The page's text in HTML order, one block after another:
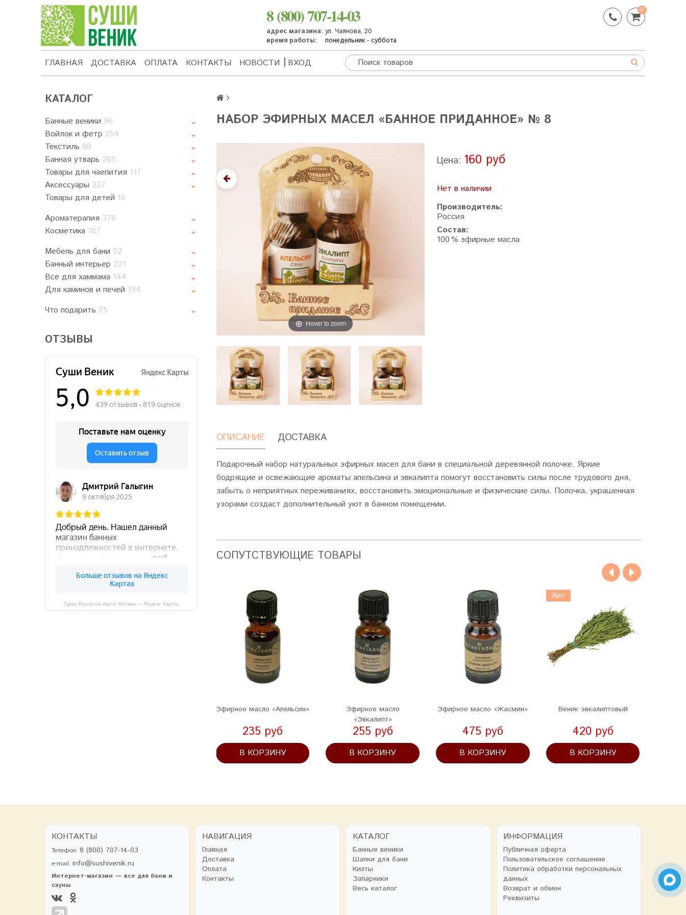
8 (800) 707-14-03
адрес магазина:ул. Чаянова, 20
время работы:
понедельник - суббота
0
ГЛАВНАЯ ДОСТАВКА ОПЛАТА КОНТАКТЫ НОВОСТИ ВХОД
КАТАЛОГ
Банные веники 96
Войлок и фетр 254
Текстиль 88
Банная утварь 265
Товары для чаепития 117
Аксессуары 227
Товары для детей 16
Ароматерапия 378
Косметика 187
Мебель для бани 52
Банный интерьер 221
Все для хаммама 144
Для каминов и печей 194
Что подарить 75
ОТЗЫВЫ
Суши Веник на карте Москвы — Яндекс Карты
НАБОР ЭФИРНЫХ МАСЕЛ «БАННОЕ ПРИДАННОЕ» № 8
Hover to zoom
Цена: 160 руб
Нет в наличии
Производитель:
Россия
Состав:
100 % эфирные масла
ОПИСАНИЕ ДОСТАВКА
Подарочный набор натуральных эфирных масел для бани в специальной деревянной полочке. Яркие
бодрящие и освежающие ароматы апельсина и эвкалипта помогут восстановить силы после трудового дня,
забыть о неприятных переживаниях, восстановить эмоциональные и физические силы. Полочка, украшенная
узорами создаст дополнительный уют в банном помещении.
CОПУТСТВУЮЩИЕ ТОВАРЫ
Эфирное масло «Апельсин»
235 руб
В КОРЗИНУ
Эфирное масло
«Эвкалипт»
255 руб
В КОРЗИНУ
Эфирное масло «Жасмин»
475 руб
В КОРЗИНУ
Хит
Веник эвкалиптовый
420 руб
В КОРЗИНУ
КОНТАКТЫ
Телефон: 8 (800) 707-14-03
e-mail: info@sushivenik.ru
Интернет-магазин — все для бани и
сауны
НАВИГАЦИЯ
Главная
Доставка
Оплата
Контакты
КАТАЛОГ
Банные веники
Шапки для бани
Килты
Запарники
Весь каталог
ИНФОРМАЦИЯ
Публичная оферта
Пользовательское соглашение
Политика обработки персональных
данных
Возврат и обмен
Реквизиты